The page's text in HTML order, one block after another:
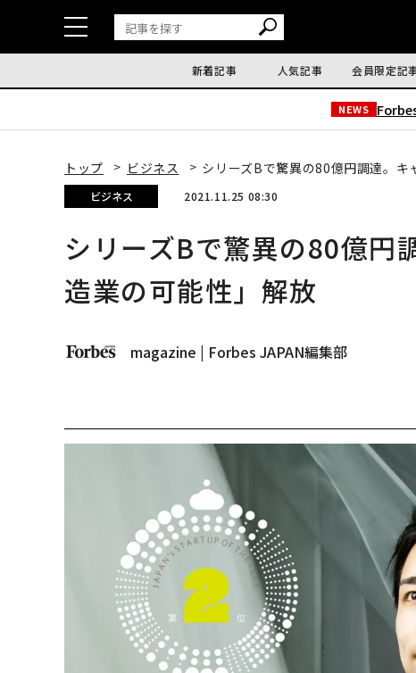
新着記事 人気記事 会員限定記
NEWS
トップ ビジネス シリーズBで驚異の80億円調達。
ビジネス 2021.11.25 08:30
シリーズBで驚異の80億円
造業の可能性」解放
magazine | Forbes JAPAN編集部